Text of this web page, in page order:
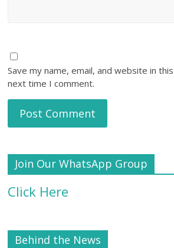
Save my name, email, and website in
next time I comment.
Join Our WhatsApp Group
Click Here
Behind the News